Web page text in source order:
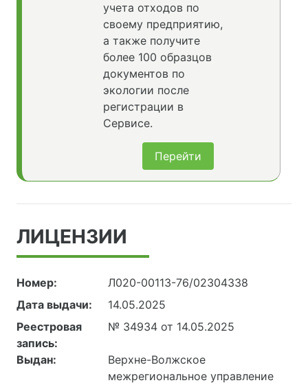
учета отходов по
своему предприятию,
а также получите
более 100 образцов
документов по
экологии после
регистрации в
Сервисе.
Перейти
ЛИЦЕНЗИИ
Номер:
Л020-00113-76/02304338
Дата выдачи:
14.05.2025
Реестровая
запись:
№ 34934 от 14.05.2025
Выдан:
Верхне-Волжское
межрегиональное управление